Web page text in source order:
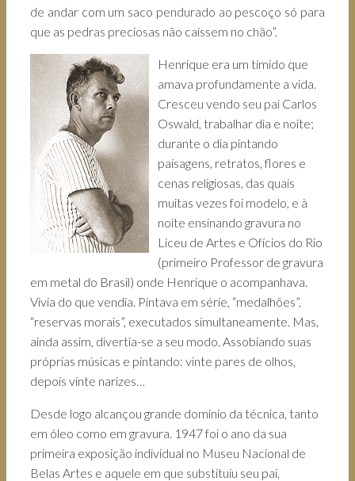
de andar com um saco pendurado ao pescoço só para
que as pedras preciosas não caíssem no chão”.
Henrique era um tímido que
amava profundamente a vida.
Cresceu vendo seu pai Carlos
Oswald, trabalhar dia e noite;
durante o dia pintando
paisagens, retratos, flores e
cenas religiosas, das quais
muitas vezes foi modelo, e à
noite ensinando gravura no
Liceu de Artes e Ofícios do Rio
(primeiro Professor de gravura
em metal do Brasil) onde Henrique o acompanhava.
Vivia do que vendia. Pintava em série, “medalhões”,
“reservas morais”, executados simultaneamente. Mas,
ainda assim, divertia-se a seu modo. Assobiando suas
próprias músicas e pintando: vinte pares de olhos,
depois vinte narizes…
Desde logo alcançou grande domínio da técnica, tanto
em óleo como em gravura. 1947 foi o ano da sua
primeira exposição individual no Museu Nacional de
Belas Artes e aquele em que substituiu seu pai,